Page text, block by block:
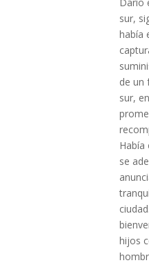
sur,
había
de un
sur,
Había
se
hijos